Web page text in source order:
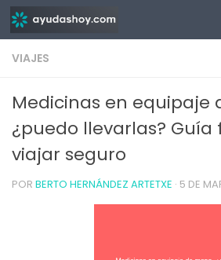
Saltar al contenido
VIAJES
Medicinas en equipaje
¿puedo llevarlas? Guía
viajar seguro
POR BERTO HERNÁNDEZ ARTETXE · 5 DE